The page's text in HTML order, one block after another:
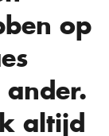
op
altijd